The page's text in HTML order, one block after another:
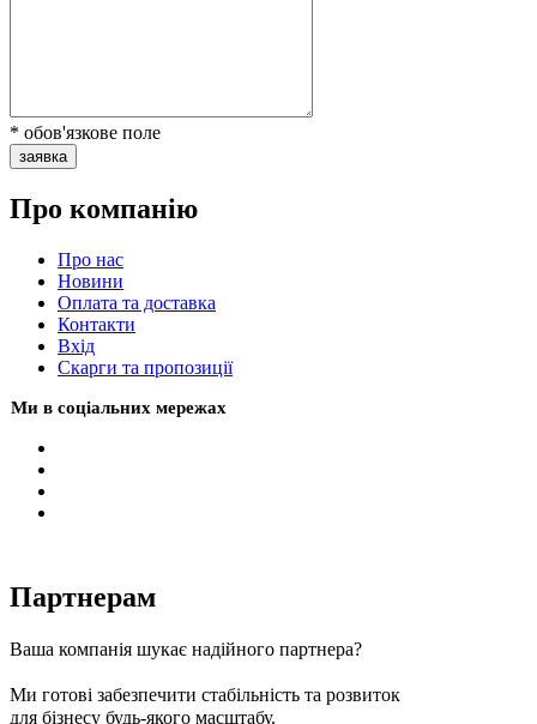
* обов'язкове поле
заявка
Про компанію
Про нас
Новини
Оплата та доставка
Контакти
Вхiд
Скарги та пропозиції
Ми в соціальних мережах
Партнерам
Ваша компанія шукає надійного партнера?
Ми готові забезпечити стабільність та розвиток
для бізнесу будь-якого масштабу.